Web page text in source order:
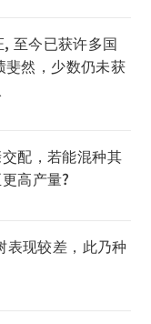
至今已获许多国
斐然，少数仍未获
配，若能混种其
高产量?
表现较差，此乃种